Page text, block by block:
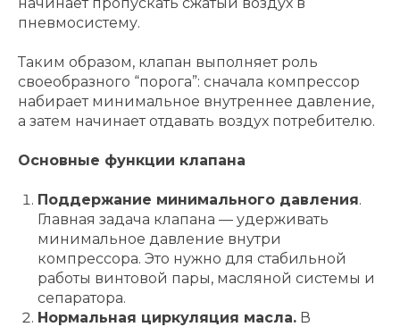
пневмосистему.
Таким образом, клапан выполняет роль
своеобразного “порога”: сначала компрессор
набирает минимальное внутреннее давление,
а затем начинает отдавать воздух потребителю.
Основные функции клапана
Поддержание минимального давления.
Главная задача клапана — удерживать
минимальное давление внутри
компрессора. Это нужно для стабильной
работы винтовой пары, масляной системы и
сепаратора.
Нормальная циркуляция масла. В